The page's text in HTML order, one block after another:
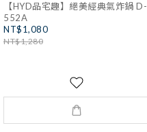
【HYD品宅趣】絕美經典氣炸鍋 D-
552A
NT$1,080
NT$1,280